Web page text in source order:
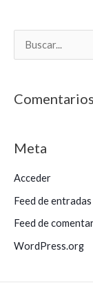
r
:
Meta
Acceder
Feed de entradas
Feed de
WordPress.org